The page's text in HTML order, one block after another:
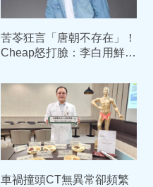
苦苓狂言「唐朝不存在」！
Cheap怒打臉：李白用鮮卑
車禍撞頭CT無異常卻頻繁